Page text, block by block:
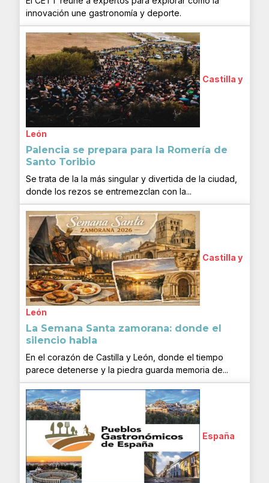
innovación une gastronomía y deporte.
Castilla y
León
Palencia se prepara para la Romería de
Santo Toribio
Se trata de la la más singular y divertida de la ciudad,
donde los rezos se entremezclan con la...
Castilla y
León
La Semana Santa zamorana: donde el
silencio habla
En el corazón de Castilla y León, donde el tiempo
parece detenerse y la piedra guarda memoria de...
España